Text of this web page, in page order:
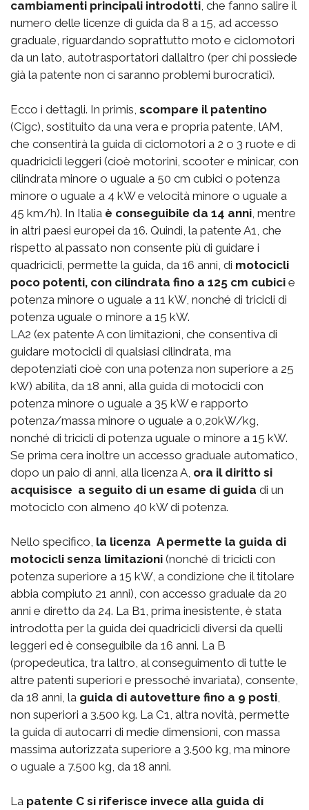
cambiamenti principali introdotti , che fanno salire il
numero delle licenze di guida da 8 a 15, ad accesso
graduale, riguardando soprattutto moto e ciclomotori
da un lato, autotrasportatori dallaltro (per chi possiede
già la patente non ci saranno problemi burocratici).
Ecco i dettagli. In primis, scompare il patentino
(Cigc), sostituito da una vera e propria patente, lAM,
che consentirà la guida di ciclomotori a 2 o 3 ruote e di
quadricicli leggeri (cioè motorini, scooter e minicar, con
cilindrata minore o uguale a 50 cm cubici o potenza
minore o uguale a 4 kW e velocità minore o uguale a
45 km/h). In Italia è conseguibile da 14 anni , mentre
in altri paesi europei da 16. Quindi, la patente A1, che
rispetto al passato non consente più di guidare i
quadricicli, permette la guida, da 16 anni, di motocicli
poco potenti, con cilindrata fino a 125 cm cubici e
potenza minore o uguale a 11 kW, nonché di tricicli di
potenza uguale o minore a 15 kW.
LA2 (ex patente A con limitazioni, che consentiva di
guidare motocicli di qualsiasi cilindrata, ma
depotenziati cioè con una potenza non superiore a 25
kW) abilita, da 18 anni, alla guida di motocicli con
potenza minore o uguale a 35 kW e rapporto
potenza/massa minore o uguale a 0,20kW/kg,
nonché di tricicli di potenza uguale o minore a 15 kW.
Se prima cera inoltre un accesso graduale automatico,
dopo un paio di anni, alla licenza A, ora il diritto si
acquisisce a seguito di un esame di guida di un
motociclo con almeno 40 kW di potenza.
Nello specifico, la licenza A permette la guida di
motocicli senza limitazioni (nonché di tricicli con
potenza superiore a 15 kW, a condizione che il titolare
abbia compiuto 21 anni), con accesso graduale da 20
anni e diretto da 24. La B1, prima inesistente, è stata
introdotta per la guida dei quadricicli diversi da quelli
leggeri ed è conseguibile da 16 anni. La B
(propedeutica, tra laltro, al conseguimento di tutte le
altre patenti superiori e pressoché invariata), consente,
da 18 anni, la guida di autovetture fino a 9 posti
non superiori a 3.500 kg. La C1, altra novità, permette
la guida di autocarri di medie dimensioni, con massa
massima autorizzata superiore a 3.500 kg, ma minore
o uguale a 7.500 kg, da 18 anni.
La patente C si riferisce invece alla guida di